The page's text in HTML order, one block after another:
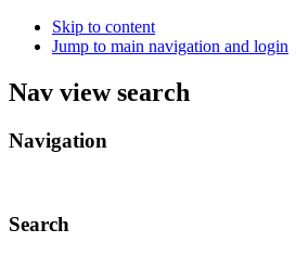
Skip to content
Jump to main navigation and login
Nav view search
Navigation
Search